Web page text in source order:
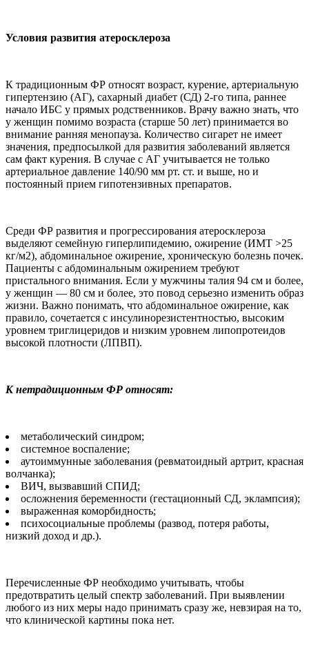
Условия развития атеросклероза
К традиционным ФР относят возраст, курение, артериальную
гипертензию (АГ), сахарный диабет (СД) 2-го типа, раннее
начало ИБС у прямых родственников. Врачу важно знать, что
у женщин помимо возраста (старше 50 лет) принимается во
внимание ранняя менопауза. Количество сигарет не имеет
значения, предпосылкой для развития заболеваний является
сам факт курения. В случае с АГ учитывается не только
артериальное давление 140/90 мм рт. ст. и выше, но и
постоянный прием гипотензивных препаратов.
Среди ФР развития и прогрессирования атеросклероза
выделяют семейную гиперлипидемию, ожирение (ИМТ >25
кг/м2), абдоминальное ожирение, хроническую болезнь почек.
Пациенты с абдоминальным ожирением требуют
пристального внимания. Если у мужчины талия 94 см и более,
у женщин — 80 см и более, это повод серьезно изменить образ
жизни. Важно понимать, что абдоминальное ожирение, как
правило, сочетается с инсулинорезистентностью, высоким
уровнем триглицеридов и низким уровнем липопротеидов
высокой плотности (ЛПВП).
К нетрадиционным ФР относят:
метаболический синдром;
системное воспаление;
аутоиммунные заболевания (ревматоидный артрит, красная
волчанка);
ВИЧ, вызвавший СПИД;
осложнения беременности (гестационный СД, эклампсия);
выраженная коморбидность;
психосоциальные проблемы (развод, потеря работы,
низкий доход и др.).
Перечисленные ФР необходимо учитывать, чтобы
предотвратить целый спектр заболеваний. При выявлении
любого из них меры надо принимать сразу же, невзирая на то,
что клинической картины пока нет.